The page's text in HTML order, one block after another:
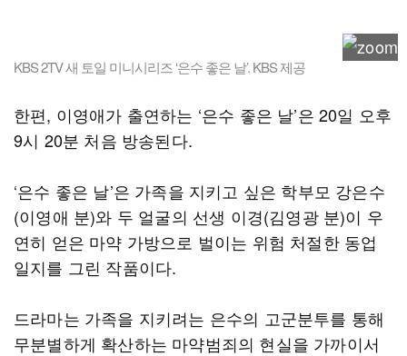
KBS 2TV 새 토일 미니시리즈 ‘은수 좋은 날’. KBS 제공
한편, 이영애가 출연하는 ‘은수 좋은 날’은 20일 오후
9시 20분 처음 방송된다.
‘은수 좋은 날’은 가족을 지키고 싶은 학부모 강은수
(이영애 분)와 두 얼굴의 선생 이경(김영광 분)이 우
연히 얻은 마약 가방으로 벌이는 위험 처절한 동업
일지를 그린 작품이다.
드라마는 가족을 지키려는 은수의 고군분투를 통해
무분별하게 확산하는 마약범죄의 현실을 가까이서